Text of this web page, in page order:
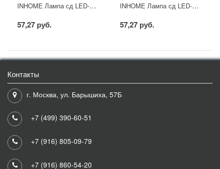
INHOME Лампа сд LED-R50-VC 6Вт 230В Е14 4000К 530Лм
57,27 руб.
INHOME Лампа сд LED-R50-VC 6Вт 230В Е14 6500К 530Лм
57,27 руб.
Контакты
г. Москва, ул. Барышиха, 57Б
+7 (499) 390-60-51
+7 (916) 805-09-79
+7 (916) 860-54-20